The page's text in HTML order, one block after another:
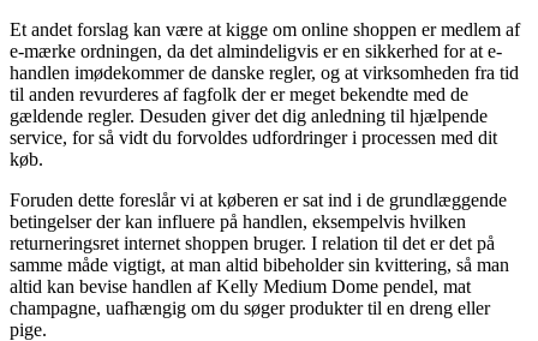
Et andet forslag kan være at kigge om online shoppen er medlem af
e-mærke ordningen, da det almindeligvis er en sikkerhed for at e-
handlen imødekommer de danske regler, og at virksomheden fra tid
til anden revurderes af fagfolk der er meget bekendte med de
gældende regler. Desuden giver det dig anledning til hjælpende
service, for så vidt du forvoldes udfordringer i processen med dit
køb.
Foruden dette foreslår vi at køberen er sat ind i de grundlæggende
betingelser der kan influere på handlen, eksempelvis hvilken
returneringsret internet shoppen bruger. I relation til det er det på
samme måde vigtigt, at man altid bibeholder sin kvittering, så man
altid kan bevise handlen af Kelly Medium Dome pendel, mat
champagne, uafhængig om du søger produkter til en dreng eller
pige.